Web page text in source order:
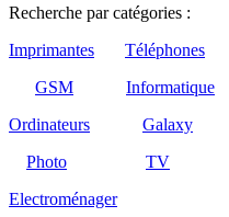
Recherche par catégories :
Imprimantes
Téléphones
GSM
Informatique
Ordinateurs
Galaxy
Photo
TV
Electroménager